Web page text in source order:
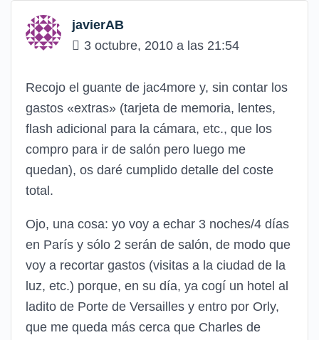
javierAB
3 octubre, 2010 a las 21:54
Recojo el guante de jac4more y, sin contar los
gastos «extras» (tarjeta de memoria, lentes,
flash adicional para la cámara, etc., que los
compro para ir de salón pero luego me
quedan), os daré cumplido detalle del coste
total.
Ojo, una cosa: yo voy a echar 3 noches/4 días
en París y sólo 2 serán de salón, de modo que
voy a recortar gastos (visitas a la ciudad de la
luz, etc.) porque, en su día, ya cogí un hotel al
ladito de Porte de Versailles y entro por Orly,
que me queda más cerca que Charles de